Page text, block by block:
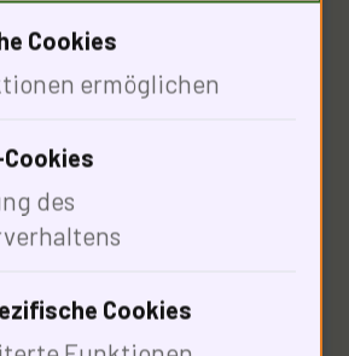
sind durch
bedingt. Verbraucher
besser einzuschätzen,
Cookies
ermöglichen
des
Cookies